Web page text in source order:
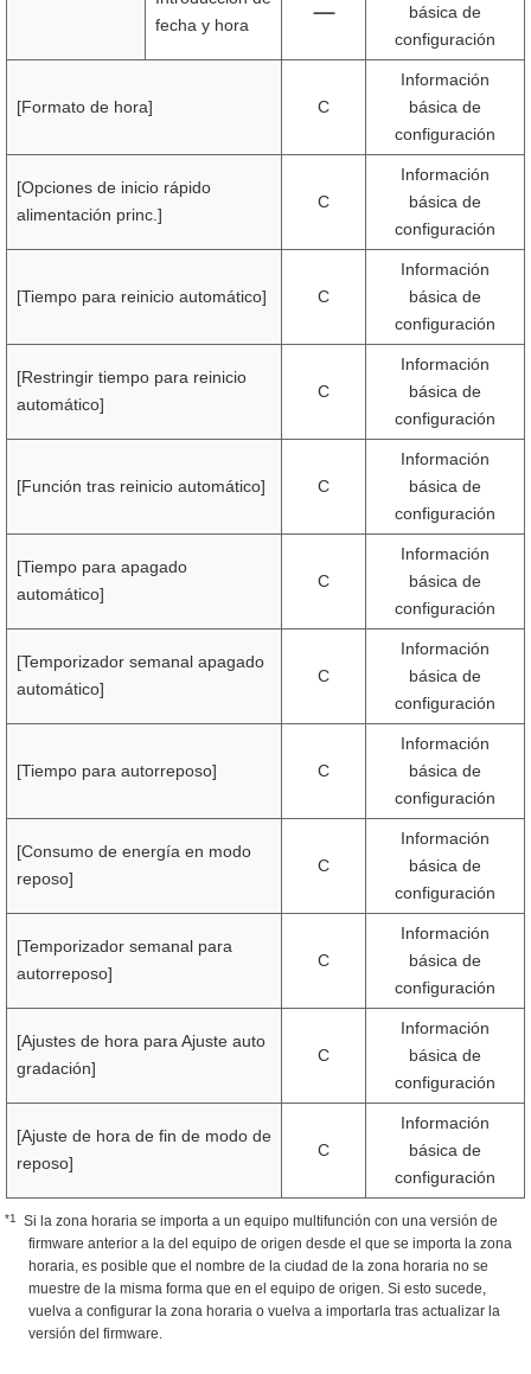
fecha y hora
básica de
configuración
[Formato de hora] C
Información
básica de
configuración
[Opciones de inicio rápido
alimentación princ.]
C
Información
básica de
configuración
[Tiempo para reinicio automático] C
Información
básica de
configuración
[Restringir tiempo para reinicio
automático]
C
Información
básica de
configuración
[Función tras reinicio automático] C
Información
básica de
configuración
[Tiempo para apagado
automático]
C
Información
básica de
configuración
[Temporizador semanal apagado
automático]
C
Información
básica de
configuración
[Tiempo para autorreposo] C
Información
básica de
configuración
[Consumo de energía en modo
reposo]
C
Información
básica de
configuración
[Temporizador semanal para
autorreposo]
C
Información
básica de
configuración
[Ajustes de hora para Ajuste auto
gradación]
C
Información
básica de
configuración
[Ajuste de hora de fin de modo de
reposo]
C
Información
básica de
configuración
*1
Si la zona horaria se importa a un equipo multifunción con una versión de
firmware anterior a la del equipo de origen desde el que se importa la zona
horaria, es posible que el nombre de la ciudad de la zona horaria no se
muestre de la misma forma que en el equipo de origen. Si esto sucede,
vuelva a configurar la zona horaria o vuelva a importarla tras actualizar la
versión del firmware.